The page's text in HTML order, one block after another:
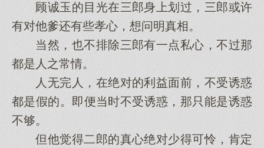
顾诚玉的目光在三郎身上划过，三郎或许
有对他爹还有些孝心，想问明真相。
当然，也不排除三郎有一点私心，不过那
都是人之常情。
人无完人，在绝对的利益面前，不受诱惑
都是假的。即便当时不受诱惑，那只能是诱惑
不够。
但他觉得二郎的真心绝对少得可怜，肯定